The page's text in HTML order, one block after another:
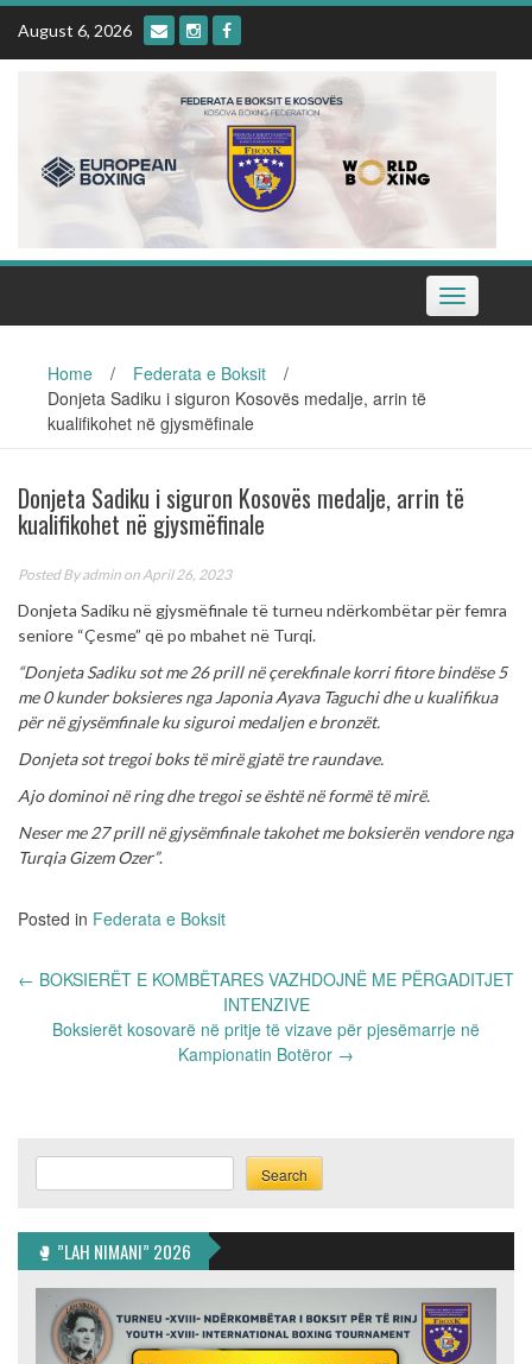
Skip
content
August 6, 2026
Toggle
navigation
Home / Federata e Boksit
/
Donjeta Sadiku i siguron Kosovës medalje, arrin të
kualifikohet në gjysmëfinale
Donjeta Sadiku i siguron Kosovës medalje, arrin të
kualifikohet në gjysmëfinale
Posted Byadmin on April 26, 2023
Donjeta Sadiku në gjysmëfinale të turneu ndërkombëtar për femra
seniore “Çesme” që po mbahet në Turqi.
“Donjeta Sadiku sot me 26 prill në çerekfinale korri fitore bindëse 5
me 0 kunder boksieres nga Japonia Ayava Taguchi dhe u kualifikua
për në gjysëmfinale ku siguroi medaljen e bronzët.
Donjeta sot tregoi boks të mirë gjatë tre raundave.
Ajo dominoi në ring dhe tregoi se është në formë të mirë.
Neser me 27 prill në gjysëmfinale takohet me boksierën vendore nga
Turqia Gizem Ozer”.
Posted in Federata e Boksit
Post
← BOKSIERËT E KOMBËTARES VAZHDOJNË ME PËRGADITJET
INTENZIVE
Boksierët kosovarë në pritje të vizave për pjesëmarrje në
Kampionatin Botëror →
Search
🥊 ”LAH NIMANI” 2026